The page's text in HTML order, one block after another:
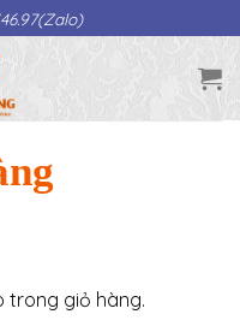
trong giỏ hàng.